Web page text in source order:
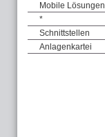
Mobile Lösungen
*
Schnittstellen
Anlagenkartei